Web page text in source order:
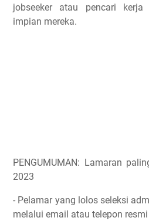
jobseeker atau pencari kerja
impian mereka.
PENGUMUMAN: Lamaran
2023
- Pelamar yang lolos seleksi
melalui email atau telepon resmi